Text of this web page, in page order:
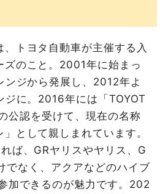
トヨタ自動車が主催する入
ズのこと。2001年に始まっ
ンジから発展し、2012年よ
ジに。2016年には「TOYOT
公認を受けて、現在の名称
として親しまれています。
ば、GRヤリスやヤリス、G
でなく、アクアなどのハイブ
加できるのが魅力です。202